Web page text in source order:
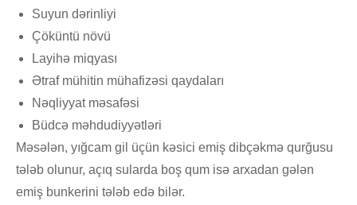
Suyun dərinliyi
Çöküntü növü
Layihə miqyası
Ətraf mühitin mühafizəsi qaydaları
Nəqliyyat məsafəsi
Büdcə məhdudiyyətləri
Məsələn, yığcam gil üçün kəsici emiş dibçəkmə qurğusu
tələb olunur, açıq sularda boş qum isə arxadan gələn
emiş bunkerini tələb edə bilər.